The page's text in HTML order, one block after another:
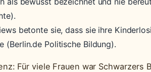
betonte sie, dass sie ihre
(Berlin.de Politische Bildung).
Für viele Frauen war Schwarzers